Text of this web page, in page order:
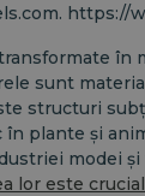
în
sunt
structuri
plante și
modei
lor este